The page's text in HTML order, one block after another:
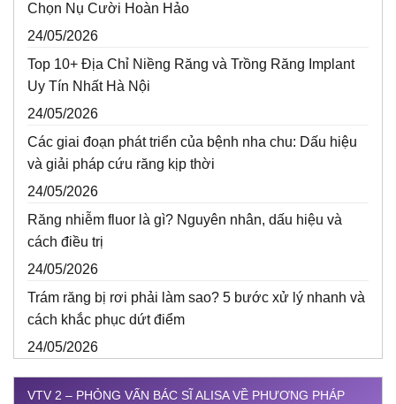
Chọn Nụ Cười Hoàn Hảo
24/05/2026
Top 10+ Địa Chỉ Niềng Răng và Trồng Răng Implant
Uy Tín Nhất Hà Nội
24/05/2026
Các giai đoạn phát triển của bệnh nha chu: Dấu hiệu
và giải pháp cứu răng kịp thời
24/05/2026
Răng nhiễm fluor là gì? Nguyên nhân, dấu hiệu và
cách điều trị
24/05/2026
Trám răng bị rơi phải làm sao? 5 bước xử lý nhanh và
cách khắc phục dứt điểm
24/05/2026
VTV 2 – PHỎNG VẤN BÁC SĨ ALISA VỀ PHƯƠNG PHÁP